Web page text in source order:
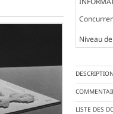
Niveau
DESCRIPTION
LISTE DES